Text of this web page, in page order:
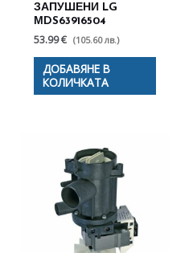
ЗАПУШЕНИ LG
МDS63916504
53.99 € (105.60 лв.)
ДОБАВЯНЕ В
КОЛИЧКАТА